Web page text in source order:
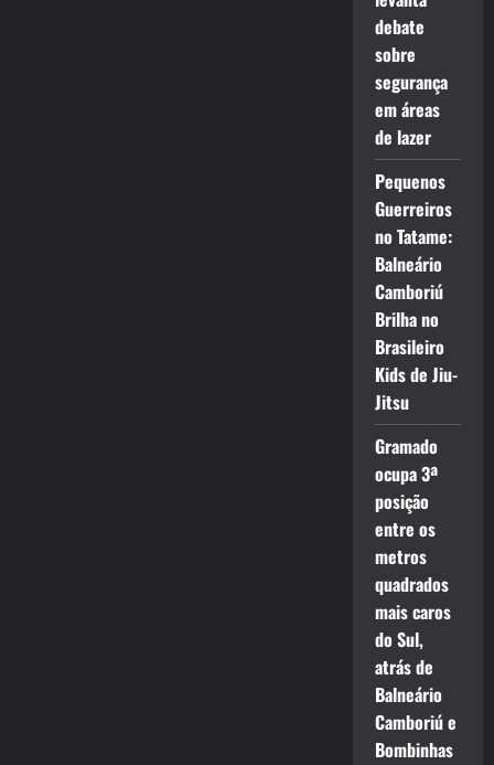
debate
sobre
segurança
em áreas
de lazer
Pequenos
Guerreiros
no Tatame:
Balneário
Camboriú
Brilha no
Brasileiro
Kids de Jiu-
Jitsu
Gramado
ocupa 3ª
posição
entre os
metros
quadrados
mais caros
do Sul,
atrás de
Balneário
Camboriú e
Bombinhas